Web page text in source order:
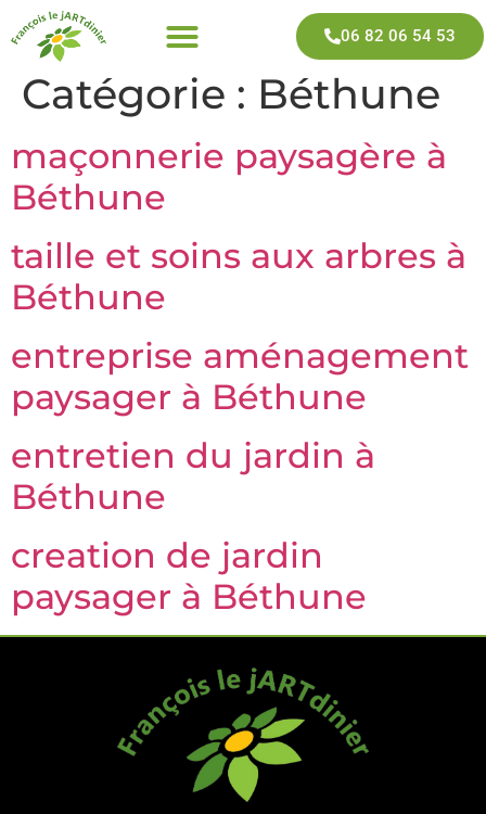
06 82 06 54 53
Catégorie : Béthune
maçonnerie paysagère à
Béthune
taille et soins aux arbres à
Béthune
entreprise aménagement
paysager à Béthune
entretien du jardin à
Béthune
creation de jardin
paysager à Béthune